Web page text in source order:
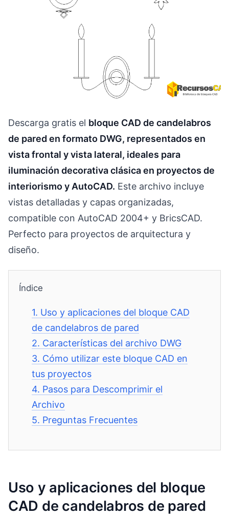
Descarga gratis el bloque CAD de candelabros
de pared en formato DWG, representados en
vista frontal y vista lateral, ideales para
iluminación decorativa clásica en proyectos de
interiorismo y AutoCAD. Este archivo incluye
vistas detalladas y capas organizadas,
compatible con AutoCAD 2004+ y BricsCAD.
Perfecto para proyectos de arquitectura y
diseño.
Índice
1. Uso y aplicaciones del bloque CAD
de candelabros de pared
2. Características del archivo DWG
3. Cómo utilizar este bloque CAD en
tus proyectos
4. Pasos para Descomprimir el
Archivo
5. Preguntas Frecuentes
Uso y aplicaciones del bloque
CAD de candelabros de pared